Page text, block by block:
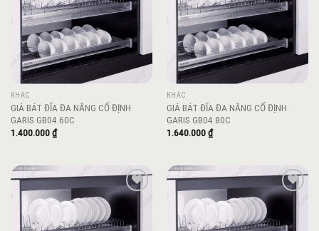
KHÁC
GIÁ BÁT ĐĨA ĐA NĂNG CỐ ĐỊNH
GARIS GB04.60C
1.400.000₫
KHÁC
GIÁ BÁT ĐĨA ĐA NĂNG CỐ ĐỊNH
GARIS GB04.80C
1.640.000₫